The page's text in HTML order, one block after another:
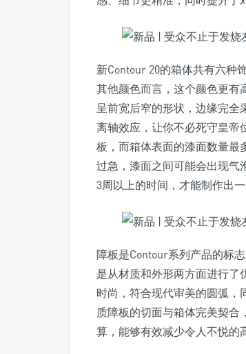
新Contour 20的箱体共有六种
其他颜色而言，这个颜色更有
呈前宽后窄的形状，边缘完全
离轴效应，让你不必死守皇帝
板，而箱体表面的漆面数量最
过急，漆面之间可能会出现气
3周以上的时间，才能制作出
障板是Contour系列产品的标
是从材质和外形两方面进行了
时尚，符合现代审美的圆弧，
质障板的切面与箱体完美契
算，能够有效减少令人不悦的